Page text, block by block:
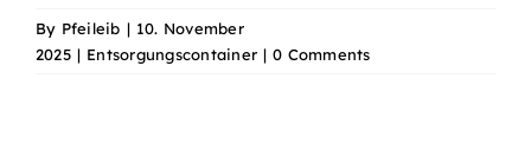
By Pfeileib | 10. November
2025 | Entsorgungscontainer | 0 Comments